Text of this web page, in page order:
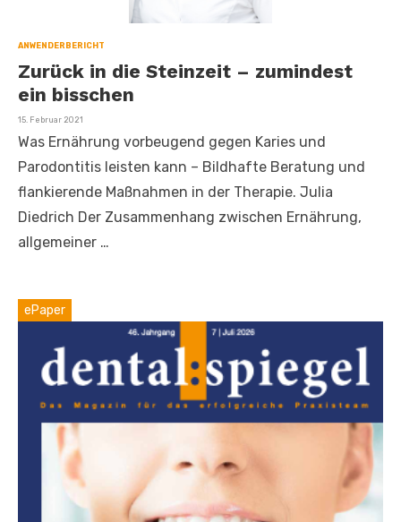
ANWENDERBERICHT
Zurück in die Steinzeit – zumindest
ein bisschen
Veröffentlicht
15. Februar 2021
Was Ernährung vorbeugend gegen Karies und
Parodontitis leisten kann – Bildhafte Beratung und
flankierende Maßnahmen in der Therapie. Julia
Diedrich Der Zusammenhang zwischen Ernährung,
allgemeiner …
ePaper